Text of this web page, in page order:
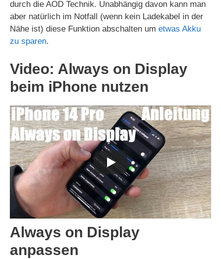
durch die AOD Technik. Unabhängig davon kann man
aber natürlich im Notfall (wenn kein Ladekabel in der
Nähe ist) diese Funktion abschalten um etwas Akku
zu sparen.
Video: Always on Display
beim iPhone nutzen
Always on Display
anpassen